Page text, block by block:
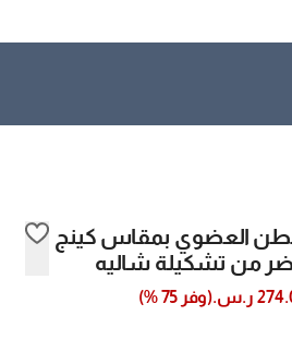
العضوي بمقاس كينج
من تشكيلة شاليه
ر.س. (وفر 75
%)